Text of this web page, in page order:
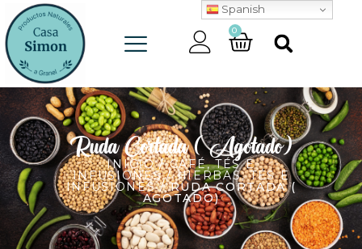
0
Ruda Cortada ( Agotado)
INICIO/CAFÉ, TÉS E
INFUSIONES/HIERBAS, TÉS E
INFUSIONES/ RUDA CORTADA (
AGOTADO)
Spanish